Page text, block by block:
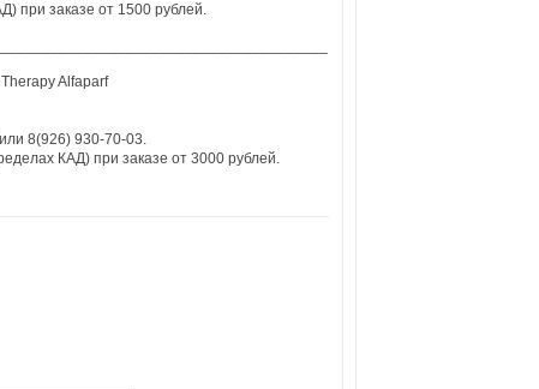
при заказе от 1500 рублей.
Alfaparf
8(926) 930-70-03.
КАД) при заказе от 3000 рублей.